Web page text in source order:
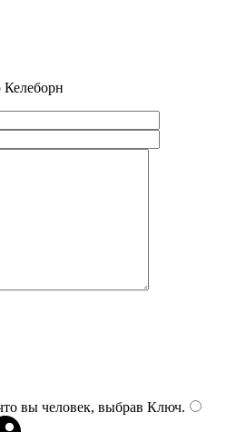
Келеборн
вы человек, выбрав Ключ.